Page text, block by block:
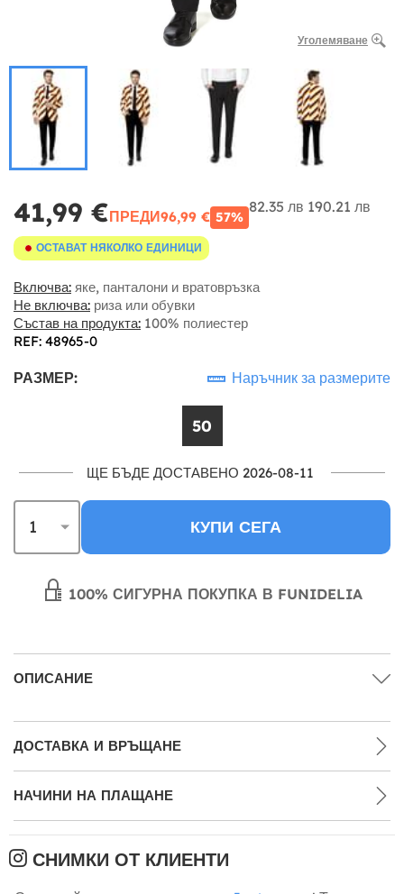
Уголемяване
41,99 €ПРЕДИ96,99 € 57%
82.35 лв 190.21 лв
ОСТАВАТ НЯКОЛКО ЕДИНИЦИ
Включва: яке, панталони и вратовръзка
Не включва: риза или обувки
Състав на продукта: 100% полиестер
REF: 48965-0
РАЗМЕР: Наръчник за размерите
50
ЩЕ БЪДЕ ДОСТАВЕНО 2026-08-11
КУПИ СЕГА
100% СИГУРНА ПОКУПКА В FUNIDELIA
ОПИСАНИЕ
ДОСТАВКА И ВРЪЩАНЕ
НАЧИНИ НА ПЛАЩАНЕ
СНИМКИ ОТ КЛИЕНТИ